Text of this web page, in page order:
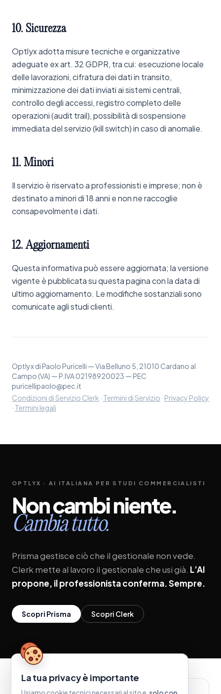
10. Sicurezza
Optlyx adotta misure tecniche e organizzative
adeguate ex art. 32 GDPR, tra cui: esecuzione locale
delle lavorazioni, cifratura dei dati in transito,
minimizzazione dei dati inviati ai sistemi centrali,
controllo degli accessi, registro completo delle
operazioni (audit trail), possibilità di sospensione
immediata del servizio (kill switch) in caso di anomalie.
11.Minori
Il servizio è riservato a professionisti e imprese; non è
destinato a minori di 18 anni e non ne raccoglie
consapevolmente i dati.
12.Aggiornamenti
Questa informativa può essere aggiornata; la versione
vigente è pubblicata su questa pagina con la data di
ultimo aggiornamento. Le modifiche sostanziali sono
comunicate agli studi clienti.
Optlyx di Paolo Puricelli — Via Belluno 5, 21010 Cardano al
Campo (VA) — P.IVA 02198920023 — PEC
puricellipaolo@pec.it
Condizioni di Servizio Clerk · Termini di Servizio · Privacy Policy
· Termini legali
OPTLYX · AI ITALIANA PER STUDI COMMERCIALISTI
Noncambiniente.
Cambia tutto.
Prisma gestisce ciò che il gestionale non vede.
Clerk mette al lavoro il gestionale che usi già. L’AI
propone, il professionista conferma. Sempre.
Scopri Prisma Scopri Clerk
La tua privacy è importante